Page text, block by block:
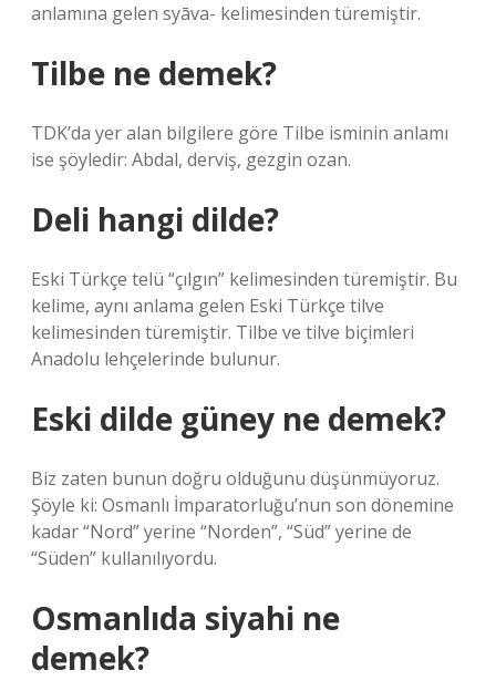
anlamına gelen syāva- kelimesinden türemiştir.
Tilbe ne demek?
TDK’da yer alan bilgilere göre Tilbe isminin anlamı
ise şöyledir: Abdal, derviş, gezgin ozan.
Deli hangi dilde?
Eski Türkçe telü “çılgın” kelimesinden türemiştir. Bu
kelime, aynı anlama gelen Eski Türkçe tilve
kelimesinden türemiştir. Tilbe ve tilve biçimleri
Anadolu lehçelerinde bulunur.
Eski dilde güney ne demek?
Biz zaten bunun doğru olduğunu düşünmüyoruz.
Şöyle ki: Osmanlı İmparatorluğu’nun son dönemine
kadar “Nord” yerine “Norden”, “Süd” yerine de
“Süden” kullanılıyordu.
Osmanlıda siyahi ne
demek?